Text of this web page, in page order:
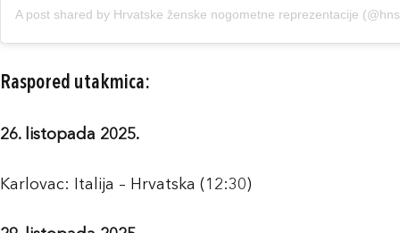
A post shared by Hrvatske ženske nogometne reprezentacije
Raspored utakmica:
26. listopada 2025.
Karlovac: Italija – Hrvatska (12:30)